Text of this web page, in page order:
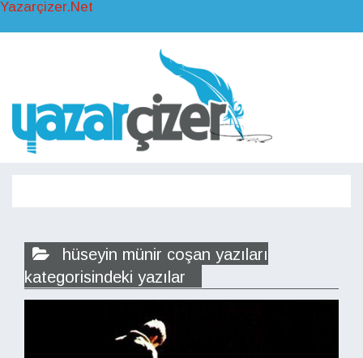
Yazarçizer.Net
hüseyin münir coşan yazıları
kategorisindeki yazılar